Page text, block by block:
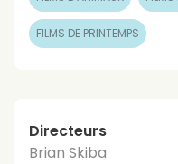
FILMS DE PRINTEMPS
Directeurs
Brian Skiba